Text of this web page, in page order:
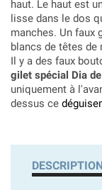
haut. Le haut est
lisse dans le dos
manches. Un faux
blancs de têtes
Il y a des faux
gilet spécial Dia
uniquement à
dessus ce